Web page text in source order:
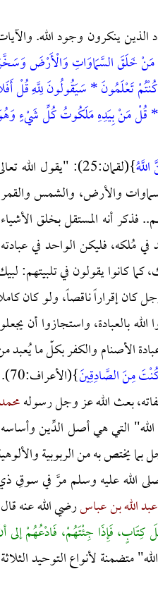
الذين ينكرون وجود الله.
مَنْ خَلَقَ السَّمَاوَاتِ وَالْأَرْضَ
تَعْلَمُونَ * سَيَقُولُونَ لِلَّهِ قُلْ
* قُلْ مَنْ بِيَدِهِ مَلَكُوتُ كُلِّ شَيْءٍ
}(لقمان:25): "يقول الله
والأرض، والشمس
فذكر أنه المستقل بخلق
في مُلكه، فليكن الواحد في
كما كانوا يقولون في تلبيتهم:
كان إقراراً ناقصاً، ولو كان
الله بالعبادة، واستجازوا أن
الأصنام والكفر بكلّ ما يُعبد
كُنْتَ مِنَ الصَّادِقِينَ}(الأعراف:70).
بعث الله عز وجل رسوله
الله" التي هي أصل الدِّين
بما يختص به من الربوبية
الله عليه وسلم مرَّ في سوقِ
عبد الله بن عباسرضي الله عنه
كِتَابٍ، فَإِذَا جِئْتَهُمْ، فَادْعُهُمْ إلى
متضمنة لأنواع التوحيد